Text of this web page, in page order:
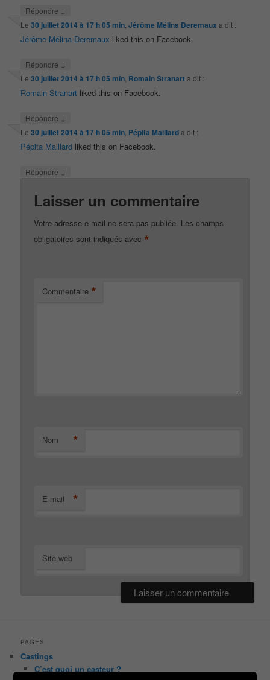
Répondre ↓
Le30 juillet 2014 à 17 h 05 min ,Jérôme Mélina Deremaux a dit :
Jérôme Mélina Deremaux liked this on Facebook.
Répondre ↓
Le30 juillet 2014 à 17 h 05 min Romain Stranarta dit :
Romain Stranart liked this on Facebook.
Répondre ↓
Le30 juillet 2014 à 17 h 05 min Pépita Maillarda dit :
Pépita Maillard liked this on Facebook.
Répondre ↓
Laisser un commentaire
Votre adresse e-mail ne sera pas publiée. Les champs
obligatoires sont indiqués avec *
Commentaire *
Nom *
E-mail *
Site web
PAGES
Castings
C’est quoi un casteur ?